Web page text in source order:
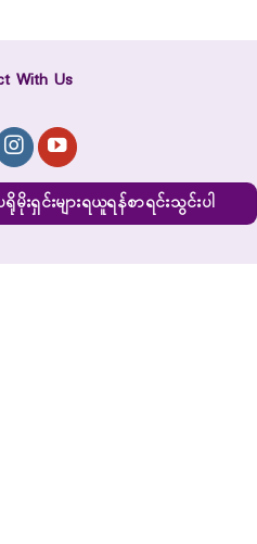
With Us
ရိုမိုးရှင်းများရယူရန်စာရင်းသွင်းပါ